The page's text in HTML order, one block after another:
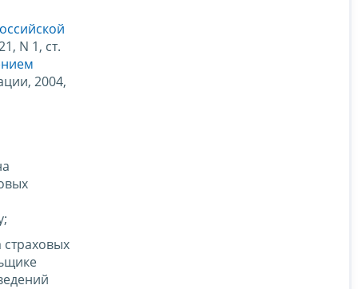
N 1, ст.
2004,